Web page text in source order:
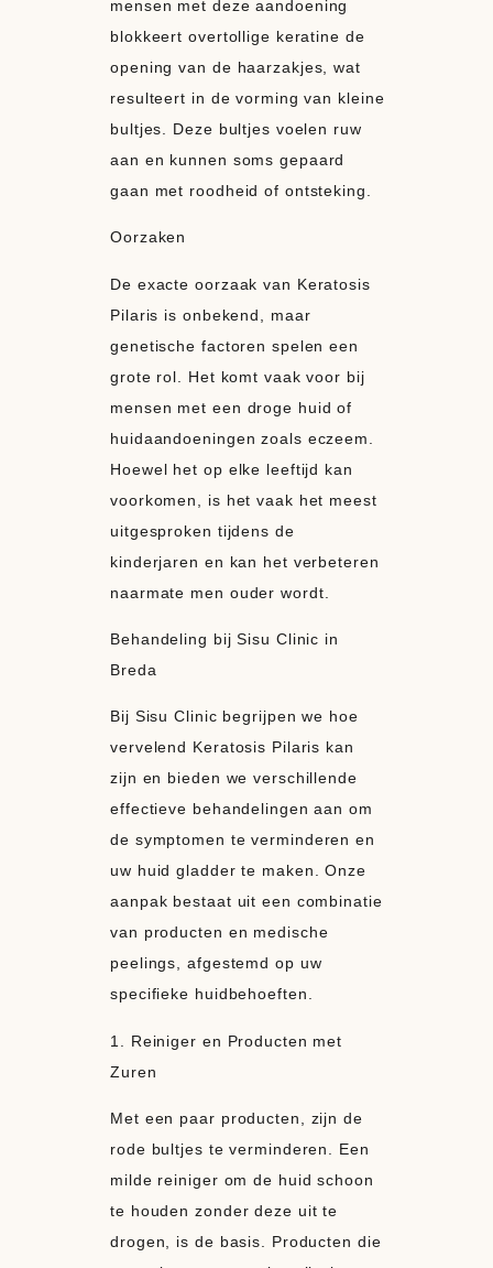
mensen met deze aandoening
blokkeert overtollige keratine de
opening van de haarzakjes, wat
resulteert in de vorming van kleine
bultjes. Deze bultjes voelen ruw
aan en kunnen soms gepaard
gaan met roodheid of ontsteking.
Oorzaken
De exacte oorzaak van Keratosis
Pilaris is onbekend, maar
genetische factoren spelen een
grote rol. Het komt vaak voor bij
mensen met een droge huid of
huidaandoeningen zoals eczeem.
Hoewel het op elke leeftijd kan
voorkomen, is het vaak het meest
uitgesproken tijdens de
kinderjaren en kan het verbeteren
naarmate men ouder wordt.
Behandeling bij Sisu Clinic in
Breda
Bij Sisu Clinic begrijpen we hoe
vervelend Keratosis Pilaris kan
zijn en bieden we verschillende
effectieve behandelingen aan om
de symptomen te verminderen en
uw huid gladder te maken. Onze
aanpak bestaat uit een combinatie
van producten en medische
peelings, afgestemd op uw
specifieke huidbehoeften.
1. Reiniger en Producten met
Zuren
Met een paar producten, zijn de
rode bultjes te verminderen. Een
milde reiniger om de huid schoon
te houden zonder deze uit te
drogen, is de basis. Producten die